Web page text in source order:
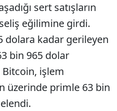
sert satışların
eğilimine girdi.
dolara kadar gerileyen
bin 965 dolar
Bitcoin, işlem
üzerinde primle 63 bin